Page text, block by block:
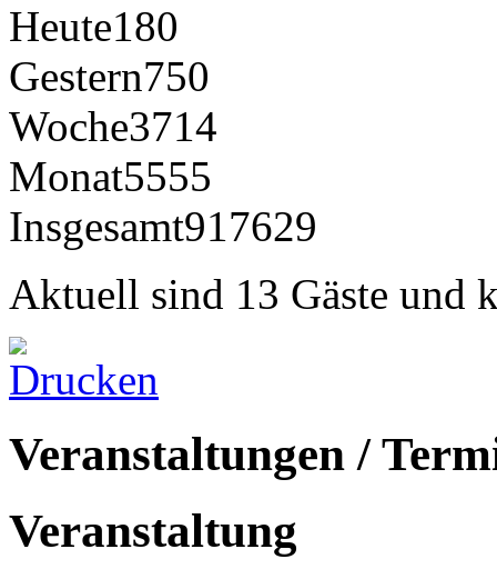
Heute180
Gestern750
Woche3714
Monat5555
Insgesamt917629
Aktuell sind 13 Gäste und
Veranstaltungen /
Veranstaltung